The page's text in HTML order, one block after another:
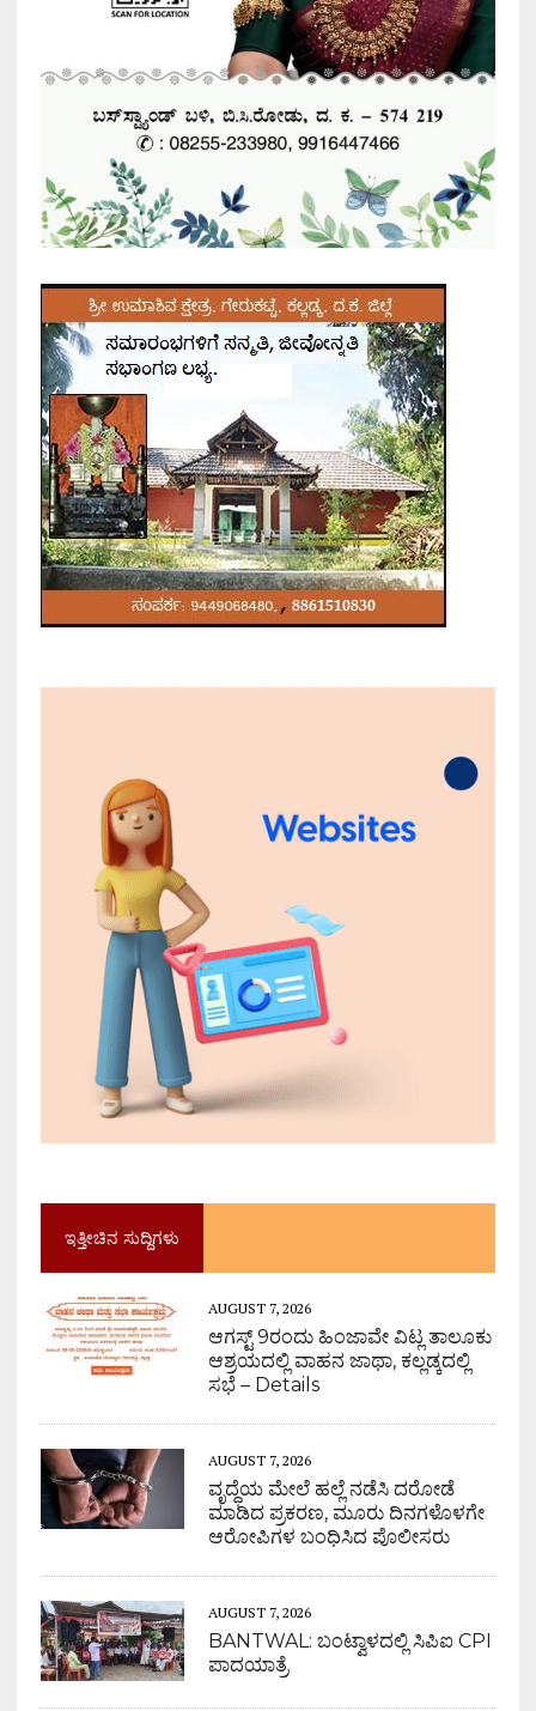
ಇತ್ತೀಚಿನ ಸುದ್ದಿಗಳು
AUGUST 7, 2026
ಆಗಸ್ಟ್ 9ರಂದು ಹಿಂಜಾವೇ ವಿಟ್ಲ ತಾಲೂಕು
ಆಶ್ರಯದಲ್ಲಿ ವಾಹನ ಜಾಥಾ, ಕಲ್ಲಡ್ಕದಲ್ಲಿ
ಸಭೆ – Details
AUGUST 7, 2026
ವೃದ್ಧೆಯ ಮೇಲೆ ಹಲ್ಲೆ ನಡೆಸಿ ದರೋಡೆ
ಮಾಡಿದ ಪ್ರಕರಣ, ಮೂರು ದಿನಗಳೊಳಗೇ
ಆರೋಪಿಗಳ ಬಂಧಿಸಿದ ಪೊಲೀಸರು
AUGUST 7, 2026
BANTWAL: ಬಂಟ್ವಾಳದಲ್ಲಿ ಸಿಪಿಐ CPI
ಪಾದಯಾತ್ರೆ